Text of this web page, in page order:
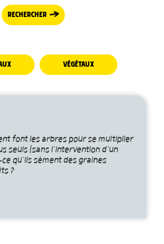
RECHERCHER
VÉGÉTAUX
font les arbres pour se multiplier
seuls (sans l’intervention d’un
qu’ils sèment des graines
?